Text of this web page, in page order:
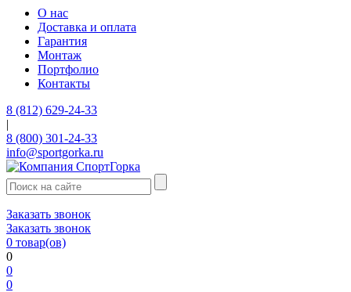
О нас
Доставка и оплата
Гарантия
Монтаж
Портфолио
Контакты
8 (812) 629-24-33
|
8 (800) 301-24-33
info@sportgorka.ru
Заказать звонок
Заказать звонок
0 товар(ов)
0
0
0